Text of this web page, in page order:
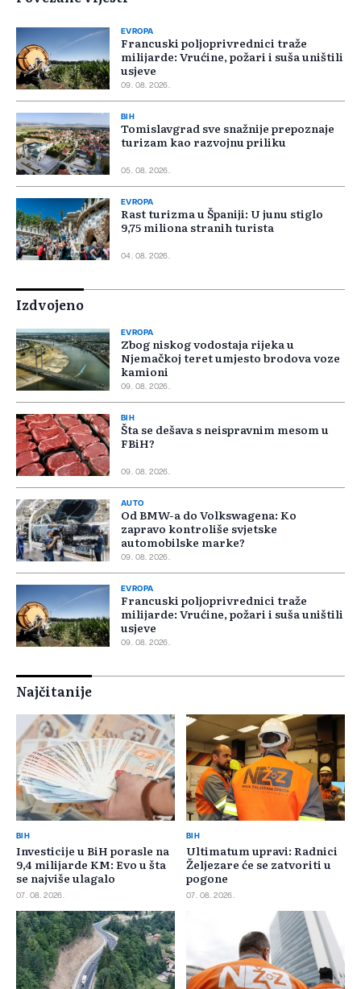
EVROPA
Francuski poljoprivrednici traže
milijarde: Vrućine, požari i suša uništili
usjeve
09. 08. 2026.
BIH
Tomislavgrad sve snažnije prepoznaje
turizam kao razvojnu priliku
05. 08. 2026.
EVROPA
Rast turizma u Španiji: U junu stiglo
9,75 miliona stranih turista
04. 08. 2026.
Izdvojeno
EVROPA
Zbog niskog vodostaja rijeka u
Njemačkoj teret umjesto brodova voze
kamioni
09. 08. 2026.
BIH
Šta se dešava s neispravnim mesom u
FBiH?
09. 08. 2026.
AUTO
Od BMW-a do Volkswagena: Ko
zapravo kontroliše svjetske
automobilske marke?
09. 08. 2026.
EVROPA
Francuski poljoprivrednici traže
milijarde: Vrućine, požari i suša uništili
usjeve
09. 08. 2026.
Najčitanije
BIH
Investicije u BiH porasle na
9,4 milijarde KM: Evo u šta
se najviše ulagalo
07. 08. 2026.
BIH
Ultimatum upravi: Radnici
Željezare će se zatvoriti u
pogone
07. 08. 2026.